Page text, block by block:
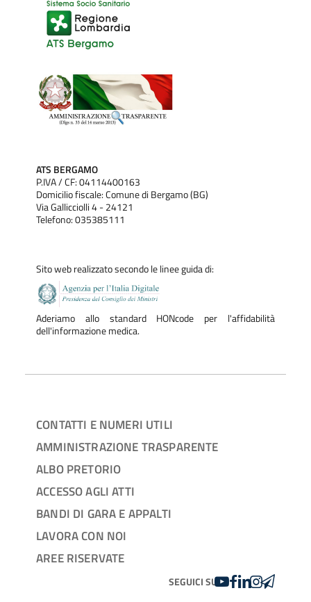
ATS BERGAMO
P.IVA / CF: 04114400163
Domicilio fiscale: Comune di Bergamo (BG)
Via Gallicciolli 4 - 24121
Telefono: 035385111
Sito web realizzato secondo le linee guida di:
Aderiamo allo standard HONcode per l'affidabilità
dell'informazione medica.
CONTATTI E NUMERI UTILI
AMMINISTRAZIONE TRASPARENTE
ALBO PRETORIO
ACCESSO AGLI ATTI
BANDI DI GARA E APPALTI
LAVORA CON NOI
AREE RISERVATE
SEGUICI SUYOUTUBE
FACEBOOK
LINKEDIN
INSTAGRAM